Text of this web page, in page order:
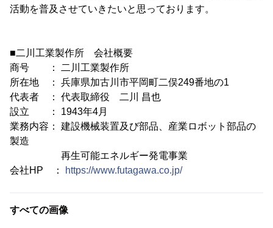
活動を普及させていきたいと思っております。
■二川工業製作所 会社概要
商号 ： 二川工業製作所
所在地 ： 兵庫県加古川市平岡町二俣249番地の1
代表者 ： 代表取締役 二川 昌也
設立 ： 1943年4月
業務内容： 建設機械装置及び部品、産業ロボット部品の
製造
再生可能エネルギー発電事業
会社HP ：
https://www.futagawa.co.jp/
すべての画像